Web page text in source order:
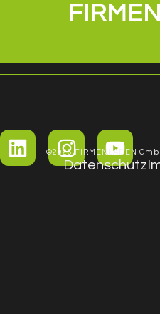
©2026 FIRMENLADEN
Datenschutz